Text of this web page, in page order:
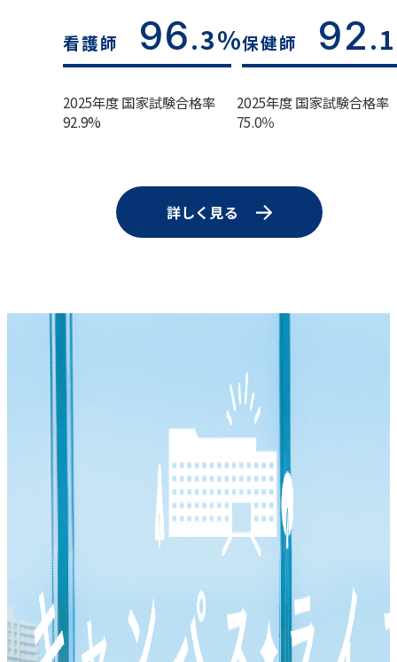
看護師 96.3%保健師 92
2025年度 国家試験合格率
92.9%
2025年度 国家試験合格率
75.0％
詳しく見る